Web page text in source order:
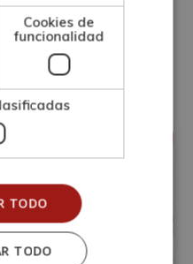
(vía telefónica y/o email):
Cookies de
funcionalidad
TODO
TODO